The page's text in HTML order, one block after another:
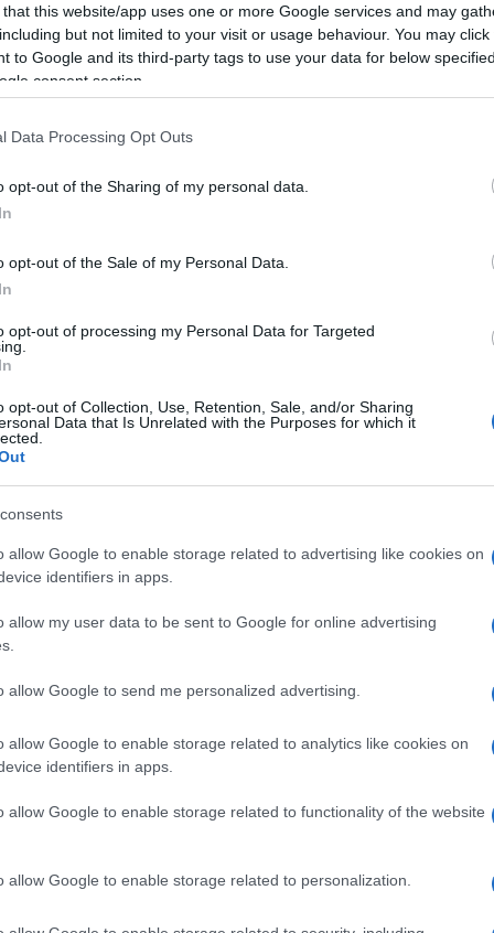
that this website/app uses one or more Google services and may
but not limited to your visit or usage behaviour. You may
to Google and its third-party tags to use your data for below
consent section.
Data Processing Opt Outs
opt-out of the Sharing of my personal data.
opt-out of the Sale of my Personal Data.
opt-out of processing my Personal Data for Targeted
opt-out of Collection, Use, Retention, Sale, and/or Sharing
Data that Is Unrelated with the Purposes for which it
allow Google to enable storage related to advertising like cookies on
identifiers in apps.
allow my user data to be sent to Google for online advertising
allow Google to send me personalized advertising.
allow Google to enable storage related to analytics like cookies on
identifiers in apps.
allow Google to enable storage related to functionality of the website
allow Google to enable storage related to personalization.
degli allevamenti e delle produzioni
professionista, accreditato dalla Assl.
la cute del cane un microchip che
e permanente il cane e,
nell’anagrafe canina della Regione
e delle produzioni zootecniche della Assl
per una migliore erogazione del Servizio è
proprio Comune di residenza (il recapito
tra parentesi al fianco del Comune).
– 849121);
, presso il canile comunale (10.00 –
Teresa di Gallura
– 10.00) (tel. 0789/740907);
Porto San Paolo , presso le ex scuole
– 3486549351)
da via Borromini (ore 09.00 – 11.00)